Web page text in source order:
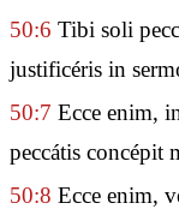
50:6 Tibi soli
justificéris in
50:7 Ecce enim,
peccátis concépit
50:8 Ecce enim,